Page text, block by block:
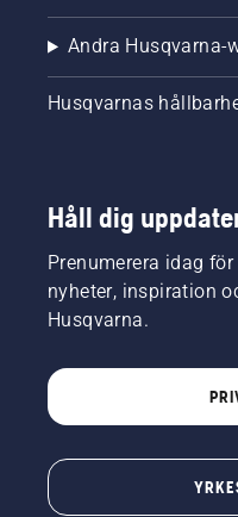
Andra Husqvarna-
Husqvarnas
Håll dig
Prenumerera idag
nyheter, inspiration
Husqvarna.